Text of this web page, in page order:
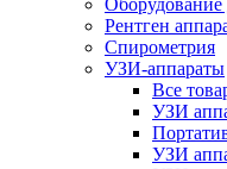
Рентген
Спирометрия
УЗИ-аппараты
Все
УЗИ
УЗИ